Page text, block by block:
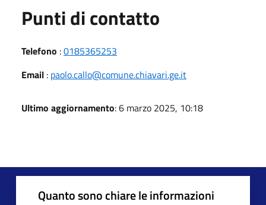
Punti di contatto
Telefono :0185365253
Email : paolo.callo@comune.chiavari.ge.it
Ultimo aggiornamento: 6 marzo 2025, 10:18
Quanto sono chiare le informazioni